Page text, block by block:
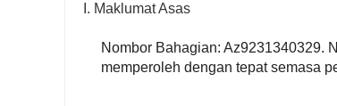
I. Maklumat Asas
Nombor Bahagian: Az9231340329.
memperoleh dengan tepat semasa